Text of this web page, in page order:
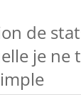
de
je ne